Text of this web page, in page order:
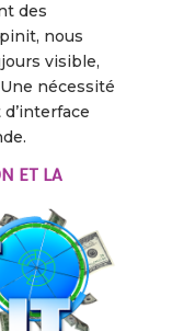
des
nous
visible,
nécessité
ET LA